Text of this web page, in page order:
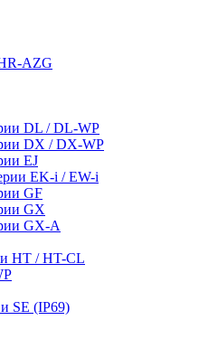
AZG
DL / DL-WP
DX / DX-WP
EJ
EK-i / EW-i
GF
GX
GX-A
HT / HT-CL
SE (IP69)